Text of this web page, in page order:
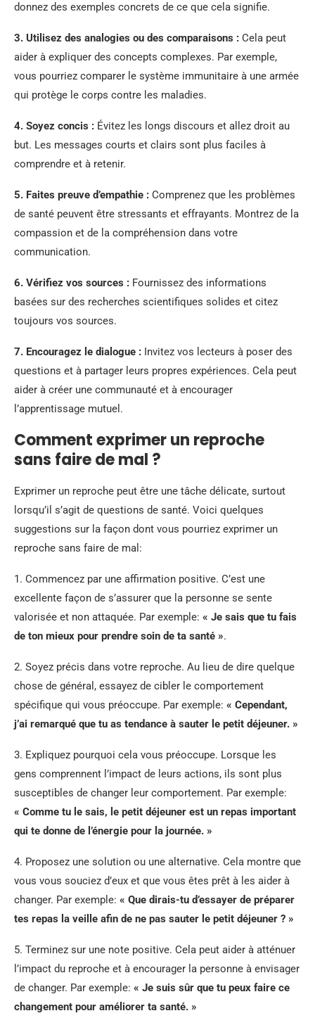
donnez des exemples concrets de ce que cela signifie.
3. Utilisez des analogies ou des comparaisons : Cela peut
aider à expliquer des concepts complexes. Par exemple,
vous pourriez comparer le système immunitaire à une armée
qui protège le corps contre les maladies.
4. Soyez concis : Évitez les longs discours et allez droit au
but. Les messages courts et clairs sont plus faciles à
comprendre et à retenir.
5. Faites preuve d’empathie : Comprenez que les problèmes
de santé peuvent être stressants et effrayants. Montrez de la
compassion et de la compréhension dans votre
communication.
6. Vérifiez vos sources : Fournissez des informations
basées sur des recherches scientifiques solides et citez
toujours vos sources.
7. Encouragez le dialogue : Invitez vos lecteurs à poser des
questions et à partager leurs propres expériences. Cela peut
aider à créer une communauté et à encourager
l’apprentissage mutuel.
Comment exprimer un reproche
sans faire de mal ?
Exprimer un reproche peut être une tâche délicate, surtout
lorsqu’il s’agit de questions de santé. Voici quelques
suggestions sur la façon dont vous pourriez exprimer un
reproche sans faire de mal:
1. Commencez par une affirmation positive. C’est une
excellente façon de s’assurer que la personne se sente
valorisée et non attaquée. Par exemple: « Je sais que tu fais
de ton mieux pour prendre soin de ta santé ».
2. Soyez précis dans votre reproche. Au lieu de dire quelque
chose de général, essayez de cibler le comportement
spécifique qui vous préoccupe. Par exemple: « Cependant,
j’ai remarqué que tu as tendance à sauter le petit déjeuner. »
3. Expliquez pourquoi cela vous préoccupe. Lorsque les
gens comprennent l’impact de leurs actions, ils sont plus
susceptibles de changer leur comportement. Par exemple:
« Comme tu le sais, le petit déjeuner est un repas important
qui te donne de l’énergie pour la journée. »
4. Proposez une solution ou une alternative. Cela montre que
vous vous souciez d’eux et que vous êtes prêt à les aider à
changer. Par exemple: « Que dirais-tu d’essayer de préparer
tes repas la veille afin de ne pas sauter le petit déjeuner ? »
5. Terminez sur une note positive. Cela peut aider à atténuer
l’impact du reproche et à encourager la personne à envisager
de changer. Par exemple: « Je suis sûr que tu peux faire ce
changement pour améliorer ta santé. »